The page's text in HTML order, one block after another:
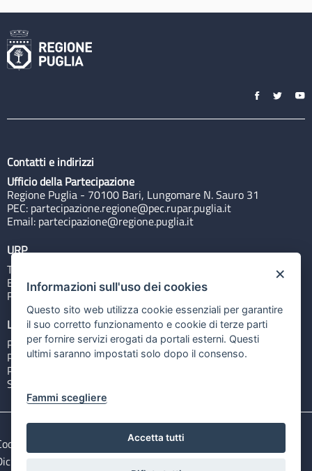
Contatti e indirizzi
Ufficio della Partecipazione
Regione Puglia - 70100 Bari, Lungomare N. Sauro 31
PEC: partecipazione.regione@pec.rupar.puglia.it
Email: partecipazione@regione.puglia.it
URP
Tel: 800713939
Email:quiregione@regione.puglia.it
Rubrica
Link utili
Portale Istituzionale
PO FESR Puglia 2014-2020
PSR Puglia 2014-2020
Sistema Puglia
e privacy
Note legali
di accessibilità
×
Informazioni sull'uso dei cookies
Questo sito web utilizza cookie essenziali per garantire
il suo corretto funzionamento e cookie di terze parti
per fornire servizi erogati da portali esterni. Questi
ultimi saranno impostati solo dopo il consenso.
Fammi scegliere
Accetta tutti